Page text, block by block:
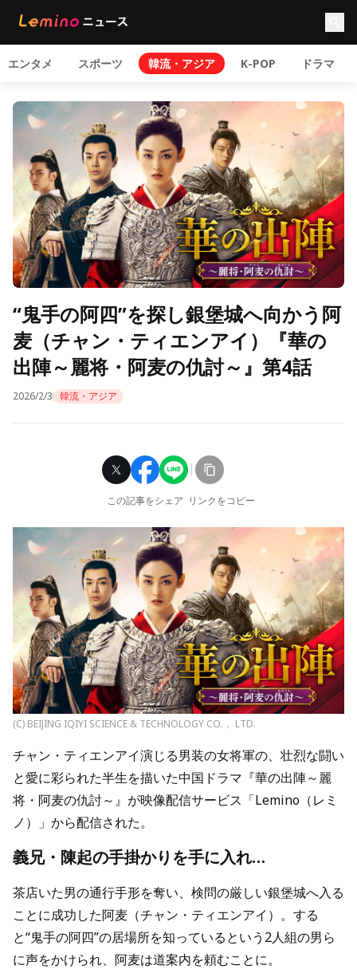
エンタメ スポーツ 韓流・アジア K-POP ドラマ
“鬼手の阿四”を探し銀堡城へ向かう阿
麦（チャン・ティエンアイ）『華の
出陣～麗将・阿麦の仇討～』第4話
2026/2/3 韓流・アジア
この記事をシェア リンクをコピー
(C) BEIJING IQIYI SCIENCE & TECHNOLOGY CO.， LTD.
チャン・ティエンアイ演じる男装の女将軍の、壮烈な闘い
と愛に彩られた半生を描いた中国ドラマ『華の出陣～麗
将・阿麦の仇討～』が映像配信サービス「Lemino（レミ
ノ）」から配信された。
義兄・陳起の手掛かりを手に入れ…
茶店いた男の通行手形を奪い、検問の厳しい銀堡城へ入る
ことに成功した阿麦（チャン・ティエンアイ）。する
と“鬼手の阿四”の居場所を知っているという2人組の男ら
に声をかけられ、阿麦は道案内を頼むことに。